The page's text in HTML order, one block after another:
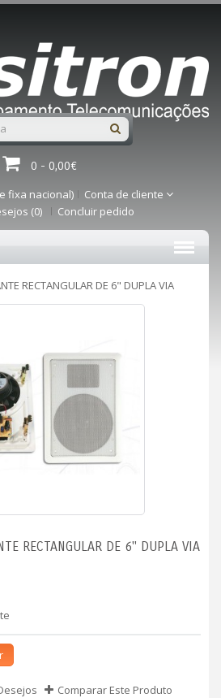
0 - 0,00€
fixa nacional)
Conta de cliente
(0)
Concluir pedido
RECTANGULAR DE 6" DUPLA VIA
RECTANGULAR DE 6" DUPLA VIA
Comparar Este Produto